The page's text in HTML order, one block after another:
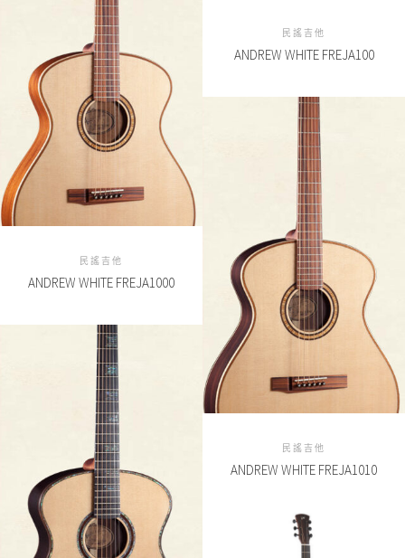
民謠吉他
ANDREW WHITE FREJA100
民謠吉他
ANDREW WHITE FREJA1000
民謠吉他
ANDREW WHITE FREJA1010